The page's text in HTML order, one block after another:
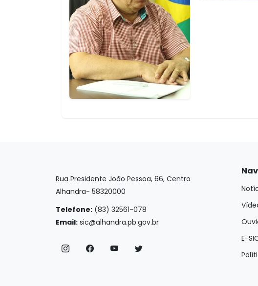
Rua Presidente João Pessoa, 66, Centro
Alhandra- 58320000
Telefone: (83) 32561-078
Email: sic@alhandra.pb.gov.br
E-